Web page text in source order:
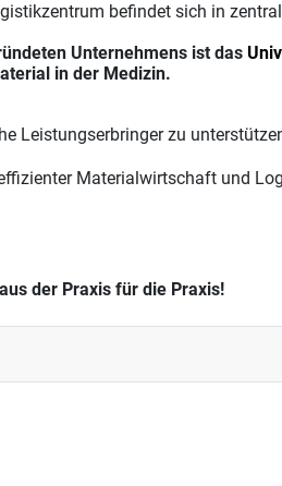
befindet sich in
Unternehmens ist das
in der Medizin.
Leistungserbringer zu
Materialwirtschaft und
der Praxis für die Praxis!